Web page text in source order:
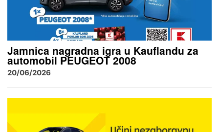
Jamnica nagradna igra u Kauflandu za
automobil PEUGEOT 2008
20/06/2026